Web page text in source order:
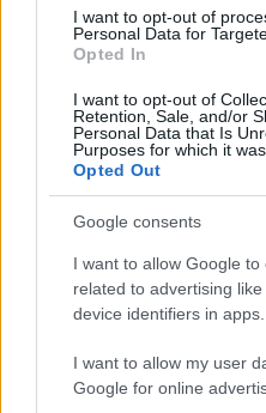
I want to opt-out of
Personal Data for
Opted In
I want to opt-out of
Retention, Sale, and/or
Personal Data that Is
Purposes for which it
Opted Out
Google consents
I want to allow Google to
related to advertising
device identifiers in apps.
I want to allow my user
Google for online
- Tápanyag utánpótlás
A kerti növények
tápanyagot vesznek föl,
a termőtalajt. A
pótolhatjuk, például
komposzt kiszórásával,
akkor is érdemes
semmit, az így
készen áll majd a
ágyásokat, kiürült
lefedni geotextíliával, így
még aktív gyomok nem
elszaporodni. A fedés